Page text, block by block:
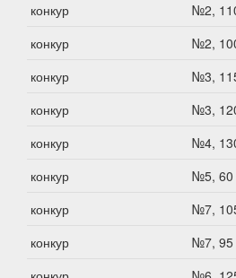
конкур
№2,
конкур
№2,
конкур
№3,
конкур
№3,
конкур
№4,
конкур
№5, 60
конкур
№7,
конкур
№7, 95